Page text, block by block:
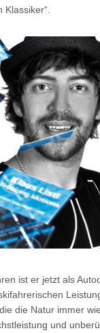
ist er jetzt als
die Natur immer
und